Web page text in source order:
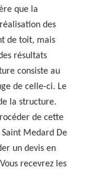
que la
des
de toit, mais
résultats
consiste au
de celle-ci. Le
la structure.
de cette
Medard De
un devis en
recevrez les